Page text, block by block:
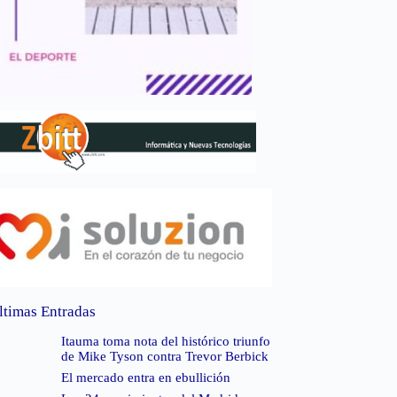
Entradas
Itauma toma nota del histórico triunfo
de Mike Tyson contra Trevor Berbick
El mercado entra en ebullición